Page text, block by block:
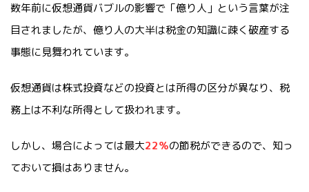
数年前に仮想通貨バブルの影響で「億り人」という言葉が注
目されましたが、億り人の大半は税金の知識に疎く破産する
事態に見舞われています。
仮想通貨は株式投資などの投資とは所得の区分が異なり、税
務上は不利な所得として扱われます。
しかし、場合によっては最大22％の節税ができるので、知っ
ておいて損はありません。